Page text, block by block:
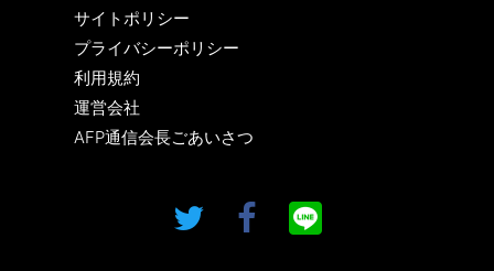
サイトポリシー
プライバシーポリシー
利用規約
運営会社
AFP通信会長ごあいさつ